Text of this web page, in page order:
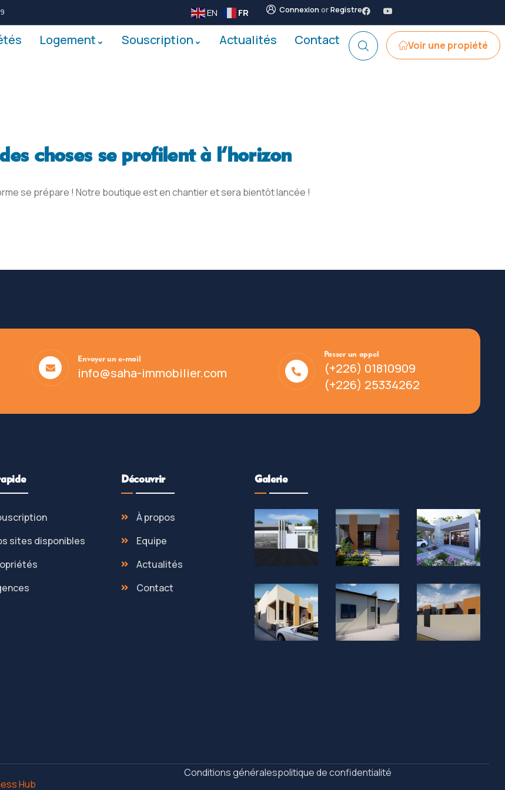
EN FR ConnexionorRegistre
Logement Souscription Actualités Contact Voir une propiété
choses se profilent à l’horizon
se prépare ! Notre boutique est en chantier et sera bientôt lancée !
Envoyer un e-mail
info@saha-immobilier.com
Passer un appel
(+226) 01810909
(+226) 25334262
sites disponibles
Découvrir
À propos
Equipe
Actualités
Contact
Galerie
Hub
Conditions généralespolitique de confidentialité